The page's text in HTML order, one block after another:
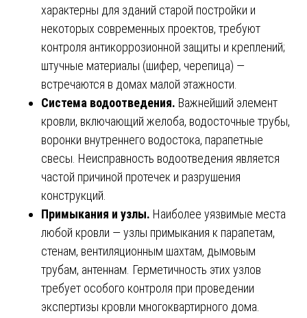
характерны для зданий старой постройки и
некоторых современных проектов, требуют
контроля антикоррозионной защиты и креплений;
штучные материалы (шифер, черепица) —
встречаются в домах малой этажности.
Система водоотведения. Важнейший элемент
кровли, включающий желоба, водосточные трубы,
воронки внутреннего водостока, парапетные
свесы. Неисправность водоотведения является
частой причиной протечек и разрушения
конструкций.
Примыкания и узлы. Наиболее уязвимые места
любой кровли — узлы примыкания к парапетам,
стенам, вентиляционным шахтам, дымовым
трубам, антеннам. Герметичность этих узлов
требует особого контроля при проведении
экспертизы кровли многоквартирного дома.